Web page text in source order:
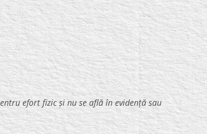
efort fizic și nu se află în evidență sau